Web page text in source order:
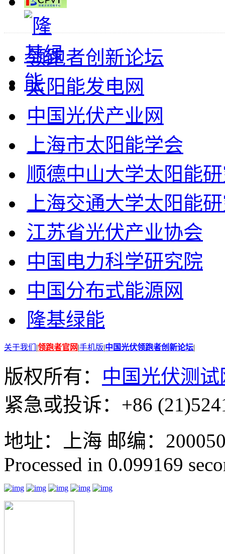
领跑者创新论坛
太阳能发电网
中国光伏产业网
上海市太阳能学会
顺德中山大学太阳能
上海交通大学太阳能
江苏省光伏产业协会
中国电力科学研究院
中国分布式能源网
隆基绿能
关于我们 |领跑者官网|手机版|中国光伏领跑者创新论坛|
版权所有： 中国光伏测试
紧急或投诉：+86
地址：上海 邮编：
Processed in 0.099169